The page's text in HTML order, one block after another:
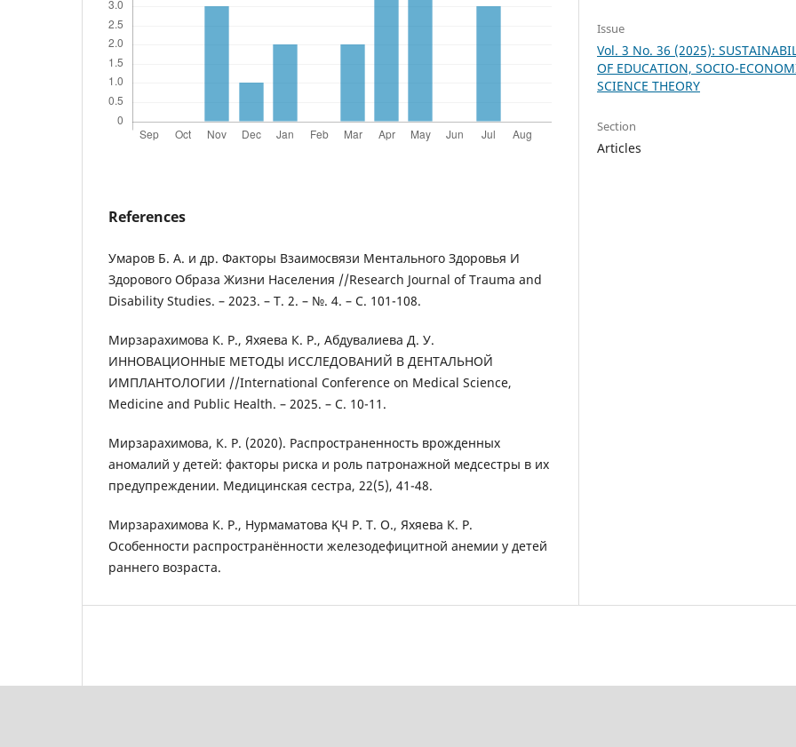
References
Умаров Б. А. и др. Факторы Взаимосвязи Ментального Здоровья И
Здорового Образа Жизни Населения //Research Journal of Trauma and
Disability Studies. – 2023. – Т. 2. – №. 4. – С. 101-108.
Мирзарахимова К. Р., Яхяева К. Р., Абдувалиева Д. У.
ИННОВАЦИОННЫЕ МЕТОДЫ ИССЛЕДОВАНИЙ В ДЕНТАЛЬНОЙ
ИМПЛАНТОЛОГИИ //International Conference on Medical Science,
Medicine and Public Health. – 2025. – С. 10-11.
Мирзарахимова, К. Р. (2020). Распространенность врожденных
аномалий у детей: факторы риска и роль патронажной медсестры в их
предупреждении. Медицинская сестра, 22(5), 41-48.
Мирзарахимова К. Р., Нурмаматова ҚЧ Р. Т. О., Яхяева К. Р.
Особенности распространённости железодефицитной анемии у детей
раннего возраста.
Issue
Vol. 3 No. 36 (2025):
OF EDUCATION, SOCIO-
SCIENCE THEORY
Section
Articles